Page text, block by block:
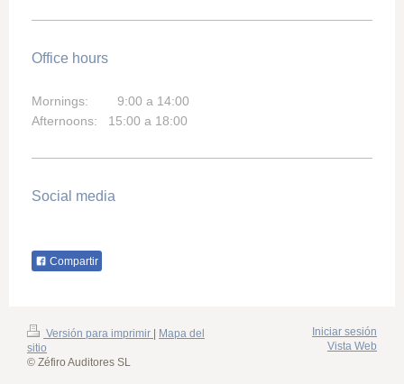
Office hours
Mornings: 9:00 a 14:00
Afternoons: 15:00 a 18:00
Social media
Compartir
Versión para imprimir
Mapa del
sitio
© Zéfiro Auditores SL
Iniciar sesión
Vista Web